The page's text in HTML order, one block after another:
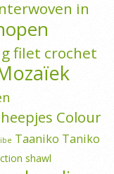
in
filet crochet
Colour
Taaniko Taniko
shawl